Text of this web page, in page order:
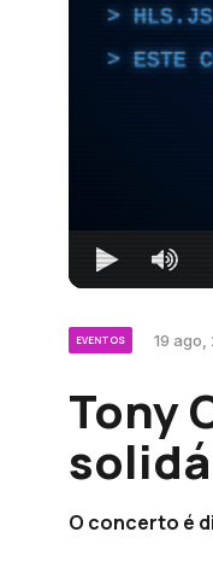
ESTE
EVENTOS 19 ago,
Tony
O concerto é